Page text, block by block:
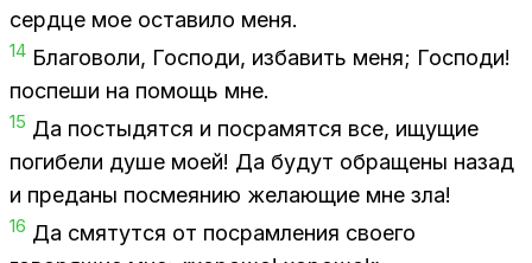
серд­це мое оста­ви­ло меня.
14 Бла­го­во­ли, Гос­по­ди, из­ба­вить меня; Гос­по­ди!
по­спе­ши на по­мощь мне.
15 Да по­сты­дят­ся и по­сра­мят­ся все, ищу­щие
по­ги­бе­ли душе моей! Да бу­дут об­ра­ще­ны на­зад
и пре­да­ны по­сме­я­нию же­ла­ю­щие мне зла!
16 Да смя­тут­ся от по­срам­ле­ния сво­е­го